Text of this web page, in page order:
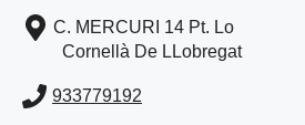
C. MERCURI 14 Pt. Lo
Cornellà De LLobregat
933779192